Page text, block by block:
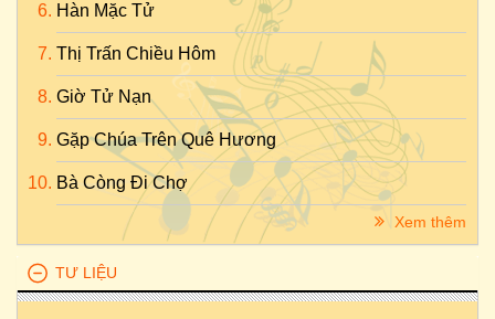
Hàn Mặc Tử
Thị Trấn Chiều Hôm
Giờ Tử Nạn
Gặp Chúa Trên Quê Hương
Bà Còng Đi Chợ
Xem thêm
TƯ LIỆU